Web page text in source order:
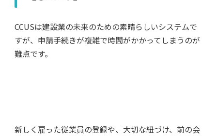
CCUSは建設業の未来のための素晴らしいシステムで
すが、申請手続きが複雑で時間がかかってしまうのが
難点です。
新しく雇った従業員の登録や、大切な紐づけ、前の会